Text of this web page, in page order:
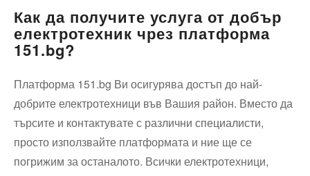
Как да получите услуга от добър
електротехник чрез платформа
151.bg?
Платформа 151.bg Ви осигурява достъп до най-
добрите електротехници във Вашия район. Вместо да
търсите и контактувате с различни специалисти,
просто използвайте платформата и ние ще се
погрижим за останалото. Всички електротехници,